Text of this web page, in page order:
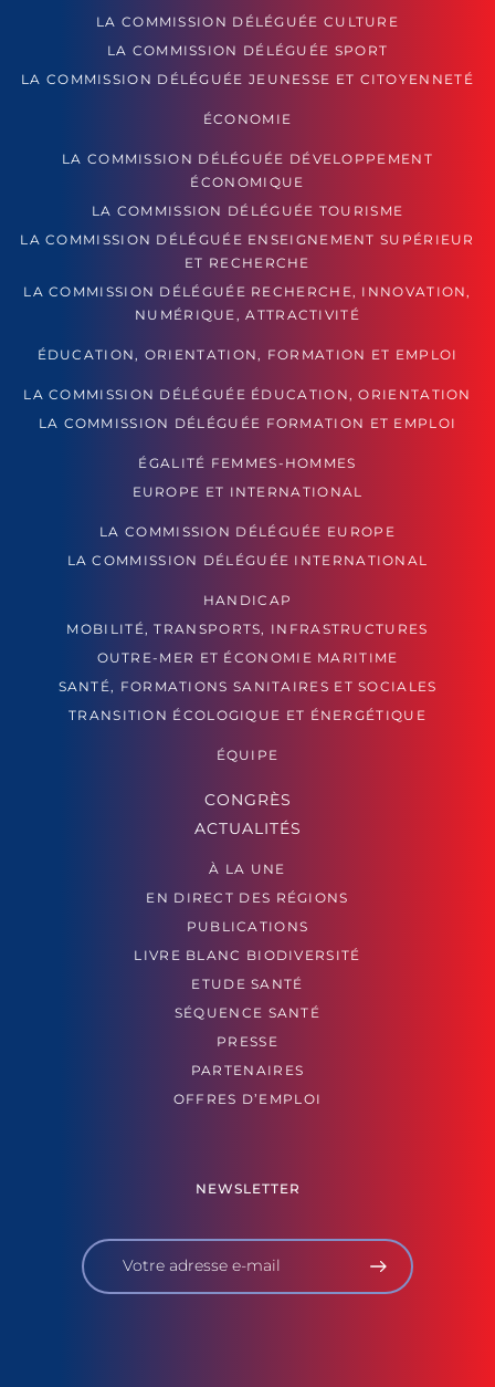
LA COMMISSION DÉLÉGUÉE CULTURE
LA COMMISSION DÉLÉGUÉE SPORT
LA COMMISSION DÉLÉGUÉE JEUNESSE ET CITOYENNETÉ
ÉCONOMIE
LA COMMISSION DÉLÉGUÉE DÉVELOPPEMENT
ÉCONOMIQUE
LA COMMISSION DÉLÉGUÉE TOURISME
LA COMMISSION DÉLÉGUÉE ENSEIGNEMENT SUPÉRIEUR
ET RECHERCHE
LA COMMISSION DÉLÉGUÉE RECHERCHE, INNOVATION,
NUMÉRIQUE, ATTRACTIVITÉ
ÉDUCATION, ORIENTATION, FORMATION ET EMPLOI
LA COMMISSION DÉLÉGUÉE ÉDUCATION, ORIENTATION
LA COMMISSION DÉLÉGUÉE FORMATION ET EMPLOI
ÉGALITÉ FEMMES-HOMMES
EUROPE ET INTERNATIONAL
LA COMMISSION DÉLÉGUÉE EUROPE
LA COMMISSION DÉLÉGUÉE INTERNATIONAL
HANDICAP
MOBILITÉ, TRANSPORTS, INFRASTRUCTURES
OUTRE-MER ET ÉCONOMIE MARITIME
SANTÉ, FORMATIONS SANITAIRES ET SOCIALES
TRANSITION ÉCOLOGIQUE ET ÉNERGÉTIQUE
ÉQUIPE
CONGRÈS
ACTUALITÉS
À LA UNE
EN DIRECT DES RÉGIONS
PUBLICATIONS
LIVRE BLANC BIODIVERSITÉ
ETUDE SANTÉ
SÉQUENCE SANTÉ
PRESSE
PARTENAIRES
OFFRES D’EMPLOI
NEWSLETTER